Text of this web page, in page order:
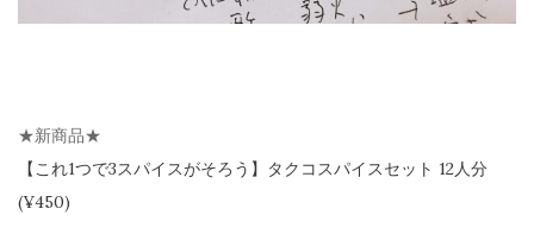
★新商品★
【これ1つで3スパイスがそろう】
タクコスパイスセット 12人分
(¥450)